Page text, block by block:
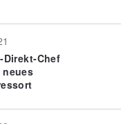
Chef